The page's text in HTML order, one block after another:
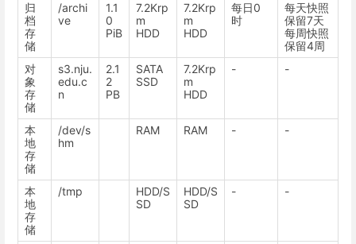
归
档
存
储
/archi
ve
1.1
0
PiB
7.2Krp
m
HDD
7.2Krp
m
HDD
每日0
时
每天快照
保留7天
每周快照
保留4周
对
象
存
储
s3.nju.
edu.c
n
2.1
2
PB
SATA
SSD
7.2Krp
m
HDD
- -
本
地
存
储
/dev/s
hm
RAM RAM - -
本
地
存
储
/tmp
HDD/S
SD
HDD/S
SD
- -